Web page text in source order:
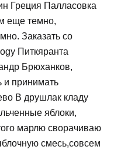
Греция Палласовка
еще темно,
Заказать со
Питкяранта
Брюханков,
и принимать
В друшлак кладу
яблоки,
марлю сворачиваю
смесь,совсем